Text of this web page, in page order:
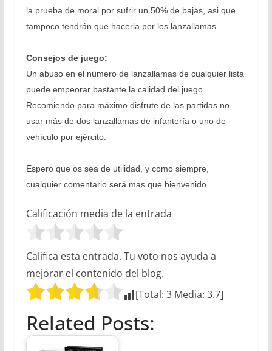
la prueba de moral por sufrir un 50% de bajas, asi que
tampoco tendrán que hacerla por los lanzallamas.
Consejos de juego:
Un abuso en el número de lanzallamas de cualquier lista
puede empeorar bastante la calidad del juego.
Recomiendo para máximo disfrute de las partidas no
usar más de dos lanzallamas de infantería o uno de
vehículo por ejército.
Espero que os sea de utilidad, y como siempre,
cualquier comentario será mas que bienvenido.
Calificación media de la entrada
Califica esta entrada. Tu voto nos ayuda a
mejorar el contenido del blog.
[Total: 3Media: 3.7]
Related Posts: